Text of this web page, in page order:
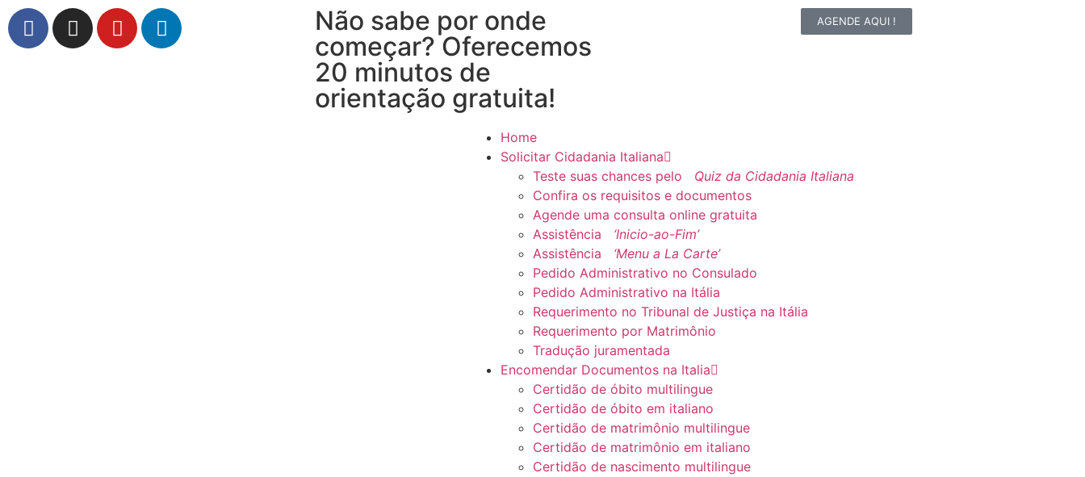
Não sabe por onde
começar? Oferecemos
20 minutos de
orientação gratuita!
AGENDE AQUI !
Home
Solicitar Cidadania Italiana
Teste suas chances pelo Quiz da Cidadania Italiana
Confira os requisitos e documentos
Agende uma consulta online gratuita
Assistência ‘Inicio-ao-Fim’
Assistência ‘Menu a La Carte’
Pedido Administrativo no Consulado
Pedido Administrativo na Itália
Requerimento no Tribunal de Justiça na Itália
Requerimento por Matrimônio
Tradução juramentada
Encomendar Documentos na Italia
Certidão de óbito multilingue
Certidão de óbito em italiano
Certidão de matrimônio multilingue
Certidão de matrimônio em italiano
Certidão de nascimento multilingue